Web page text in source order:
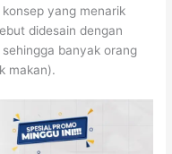
yang menarik
didesain dengan
banyak orang
makan).